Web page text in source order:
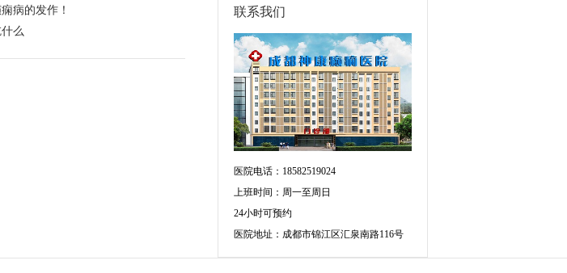
病的发作！
么
联系我们
医院电话：18582519024
上班时间：周一至周日
24小时可预约
医院地址：成都市锦江区汇泉南路116号